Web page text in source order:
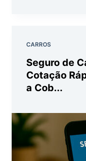
CARROS
Seguro de
Cotação
a Cob...